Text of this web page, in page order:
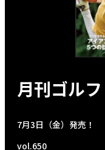
月刊ゴル
7月3日（金）発売！
vol.650